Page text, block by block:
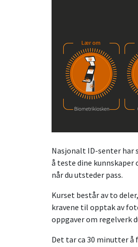
Nasjonalt ID-senter har
å teste dine
når du utsteder pass.
Kurset består av to
kravene til opptak av
oppgaver om regelverk
Det tar ca 30 minutter å